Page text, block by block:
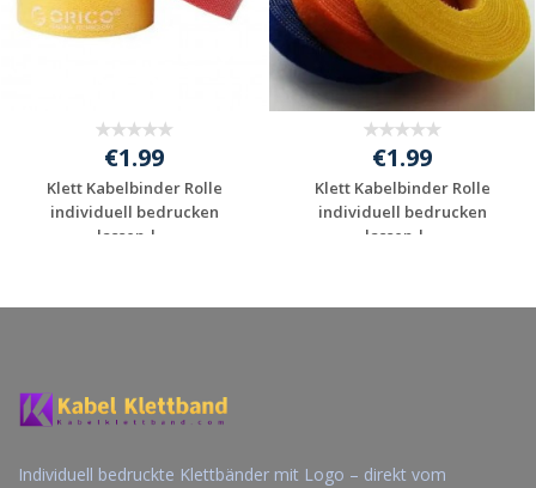
€1.99
Klett Kabelbinder Rolle
individuell bedrucken
lassen | ...
€1.99
Klett Kabelbinder Rolle
individuell bedrucken
lassen | ...
Individuell bedruckte Klettbänder mit Logo – direkt vom